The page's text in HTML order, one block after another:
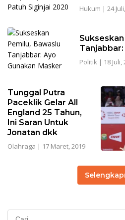
Hukum | 24
Politik | 18 Juli,
Tunggal Putra
Paceklik Gelar All
England 25 Tahun,
Ini Saran Untuk
Jonatan dkk
Olahraga | 17 Maret, 2019
Cari